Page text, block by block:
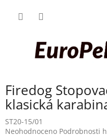
Firedog
klasická
ST20-15/01
Průměrné
Neohodnoceno Podrobnosti